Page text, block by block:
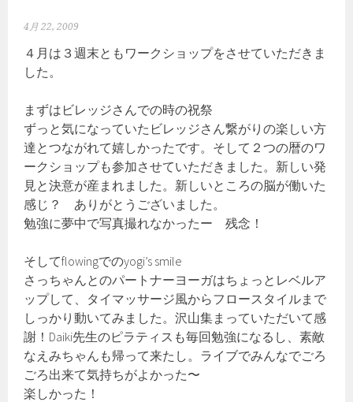
4月 22, 2009
４月は３週末ともワークショップをさせていただきま
した。
まずはビレッジさんでの時の祝祭
ずっと気になっていたビレッジさん繋がりの楽しい方
達とつながれて嬉しかったです。そして２つの暦のワ
ークショップも参加させていただきました。新しい発
見と決意が産まれました。新しいところの脳が働いた
感じ？ ありがとうございました。
勉強に夢中で写真撮れなかったー 残念！
そしてflowingでのyogi’s smile
さっちゃんとのパートナーヨーガはちょっとレベルア
ップして、タイマッサージ風からフロースタイルまで
しっかり動いてみました。沢山集まっていただいて感
謝！Daiki先生のピラティスも毎回勉強になるし、素敵
なえみちゃんも帰って来たし。ライブでみんなでごろ
ごろ出来て気持ちがよかった〜
楽しかった！